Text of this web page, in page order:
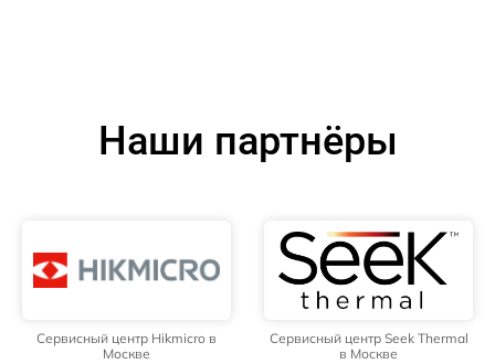
Наши партнёры
Сервисный центр Hikmicro в
Москве
Сервисный центр Seek Thermal
в Москве